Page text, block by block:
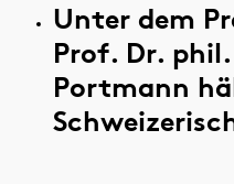
Unter dem
Prof. Dr.
Portmann